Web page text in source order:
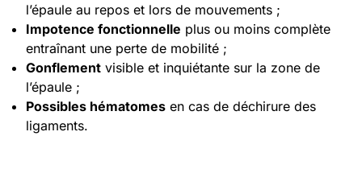
l’épaule au repos et lors de mouvements ;
Impotence fonctionnelle plus ou moins complète
entraînant une perte de mobilité ;
Gonflement visible et inquiétante sur la zone de
l’épaule ;
Possibles hématomes en cas de déchirure des
ligaments.